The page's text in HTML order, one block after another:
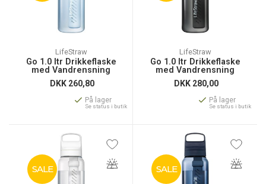
LifeStraw
Go 1.0 ltr Drikkeflaske
med Vandrensning
DKK 260,80
På lager
Se status i butik
LifeStraw
Go 1.0 ltr Drikkeflaske
med Vandrensning
DKK 280,00
På lager
Se status i butik
SALE SALE